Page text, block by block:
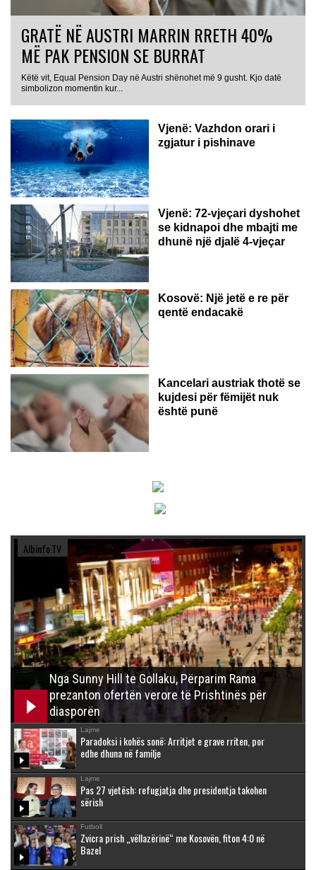
GRATË NË AUSTRI MARRIN RRETH 40%
MË PAK PENSION SE BURRAT
Këtë vit, Equal Pension Day në Austri shënohet më 9 gusht. Kjo datë
simbolizon momentin kur...
Vjenë: Vazhdon orari i
zgjatur i pishinave
Vjenë: 72-vjeçari dyshohet
se kidnapoi dhe mbajti me
dhunë një djalë 4-vjeçar
Kosovë: Një jetë e re për
qentë endacakë
Kancelari austriak thotë se
kujdesi për fëmijët nuk
është punë
Albinfo.TV
Nga Sunny Hill te Gollaku, Përparim Rama
prezanton ofertën verore të Prishtinës për
diasporën
Lajme
Paradoksi i kohës sonë: Arritjet e grave rriten, por
edhe dhuna në familje
Lajme
Pas 27 vjetësh: refugjatja dhe presidentja takohen
sërish
Futboll
Zvicra prish „vëllazërinë“ me Kosovën, fiton 4:0 në
Bazel